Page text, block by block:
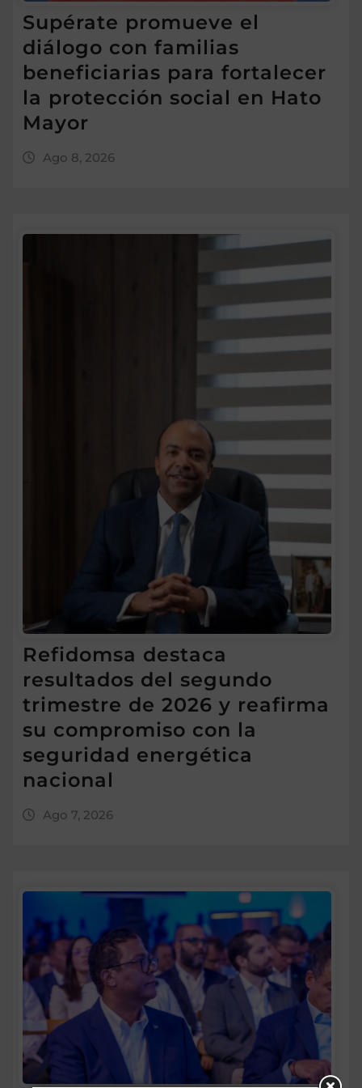
Supérate promueve el
diálogo con familias
beneficiarias para fortalecer
la protección social en Hato
Mayor
Ago 8, 2026
Refidomsa destaca
resultados del segundo
trimestre de 2026 y reafirma
su compromiso con la
seguridad energética
nacional
Ago 7, 2026